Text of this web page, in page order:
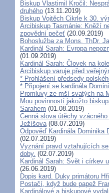
Biskup Vlastimil Kročil:
druhého (13.11.2019)
Biskup Vojtěch Cikrle k 30.
Arcibiskup Tasmánie: Kněží
zpovědní pečeť (20.09.2019)
Bohoslužba za Mons. ThDr.
Kardinál Sarah: Evropa
(01.09.2019)
Kardinál Sarah: Človek na
Arcibiskup varuje před
* Prohlášení předsedy
* Připojení se kardinála
Promluvy ze mší svatých na
Mou povinností jakožto
Sarahem (01.08.2019)
Cenná slova útěchy
Ježíšova(08.07.2019)
Odpověď Kardinála Dominika
(02.07.2019)
Vyznání pravd vztahujících
doby. (02.07.2019)
Kardinál Sarah: Svět i církev
(26.06.2019)
Dopis kard. Duky primátoru
Postačí, když bude papež
Kardinálové a biskupové